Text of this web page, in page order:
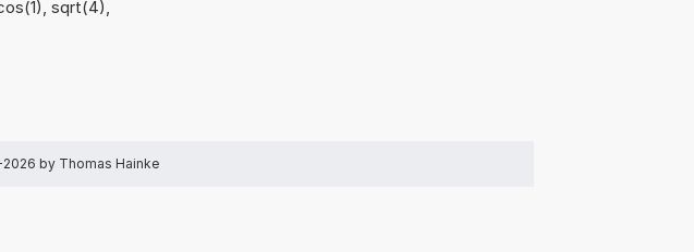
sqrt(4),
by Thomas Hainke